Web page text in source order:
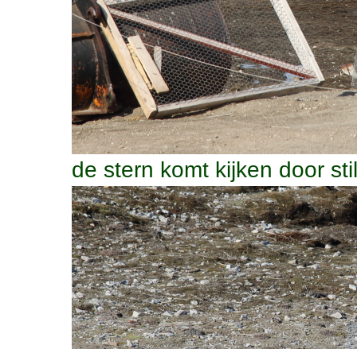
de stern komt kijken door